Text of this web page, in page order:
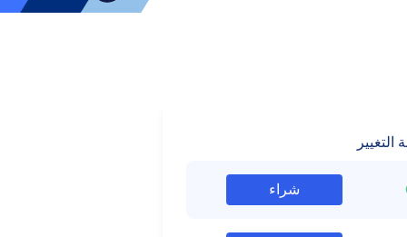
التغيير
شراء